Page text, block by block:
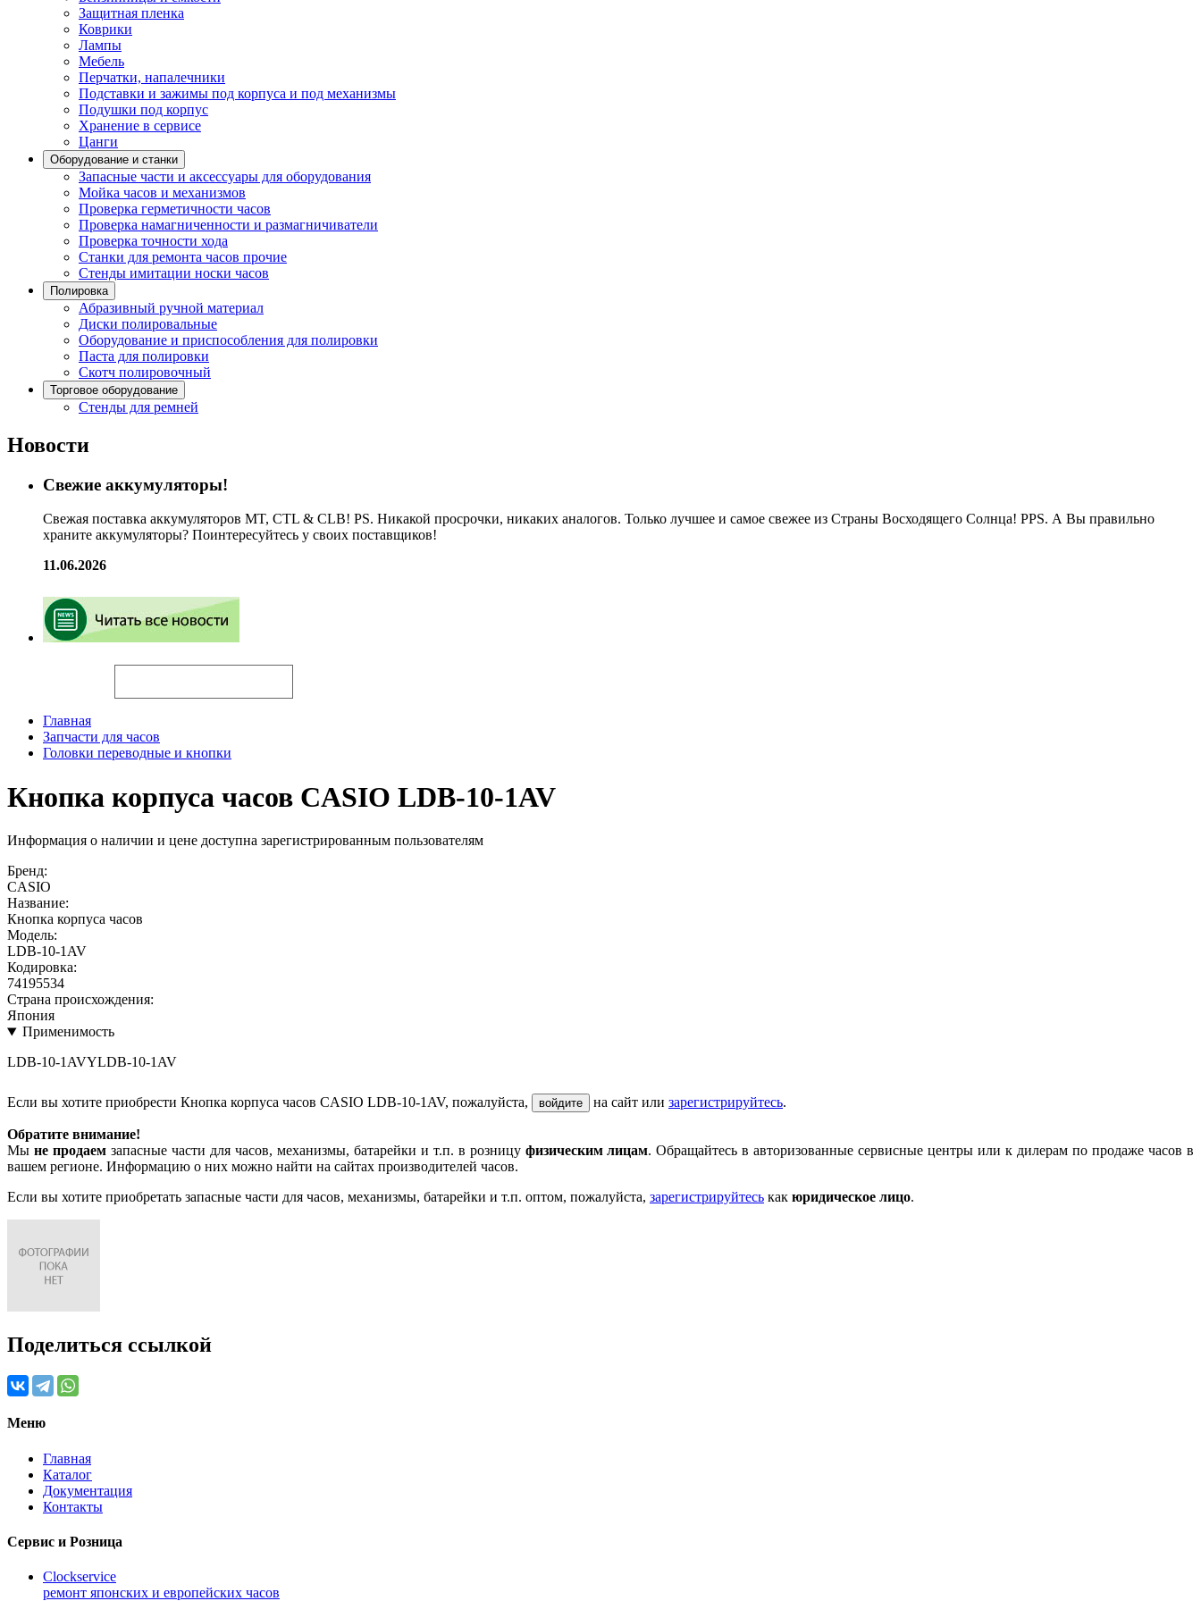
Защитная пленка
Коврики
Лампы
Мебель
Перчатки, напалечники
Подставки и зажимы под корпуса и под механизмы
Подушки под корпус
Хранение в сервисе
Цанги
Оборудование и станки
Запасные части и аксессуары для оборудования
Мойка часов и механизмов
Проверка герметичности часов
Проверка намагниченности и размагничиватели
Проверка точности хода
Станки для ремонта часов прочие
Стенды имитации носки часов
Полировка
Абразивный ручной материал
Диски полировальные
Оборудование и приспособления для полировки
Паста для полировки
Скотч полировочный
Торговое оборудование
Стенды для ремней
Новости
Свежие аккумуляторы!
Свежая поставка аккумуляторов MT, CTL & CLB! PS. Никакой просрочки, никаких аналогов. Только лучшее и самое свежее из Страны Восходящего Солнца! PPS. А Вы правильно
храните аккумуляторы? Поинтересуйтесь у своих поставщиков!
11.06.2026
Главная
Запчасти для часов
Головки переводные и кнопки
Кнопка корпуса часов CASIO LDB-10-1AV
Информация о наличии и цене доступна зарегистрированным пользователям
Бренд:
CASIO
Название:
Кнопка корпуса часов
Модель:
LDB-10-1AV
Кодировка:
74195534
Страна происхождения:
Япония
Применимость
LDB-10-1AVYLDB-10-1AV
Если вы хотите приобрести Кнопка корпуса часов CASIO LDB-10-1AV, пожалуйста, войдите на сайт или зарегистрируйтесь.
Обратите внимание!
Мы не продаемзапасные части для часов, механизмы, батарейки и т.п. в розницу физическим лицам. Обращайтесь в авторизованные сервисные центры или к дилерам по продаже часов в
вашем регионе. Информацию о них можно найти на сайтах производителей часов.
Если вы хотите приобретать запасные части для часов, механизмы, батарейки и т.п. оптом, пожалуйста, зарегистрируйтесь как юридическое лицо.
Поделиться ссылкой
Меню
Главная
Каталог
Документация
Контакты
Сервис и Розница
Clockservice
ремонт японских и европейских часов